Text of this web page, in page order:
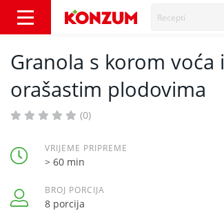
Recepti
Granola s korom voća i
orašastim plodovima
(0)
VRIJEME PRIPREME
> 60 min
BROJ PORCIJA
8 porcija